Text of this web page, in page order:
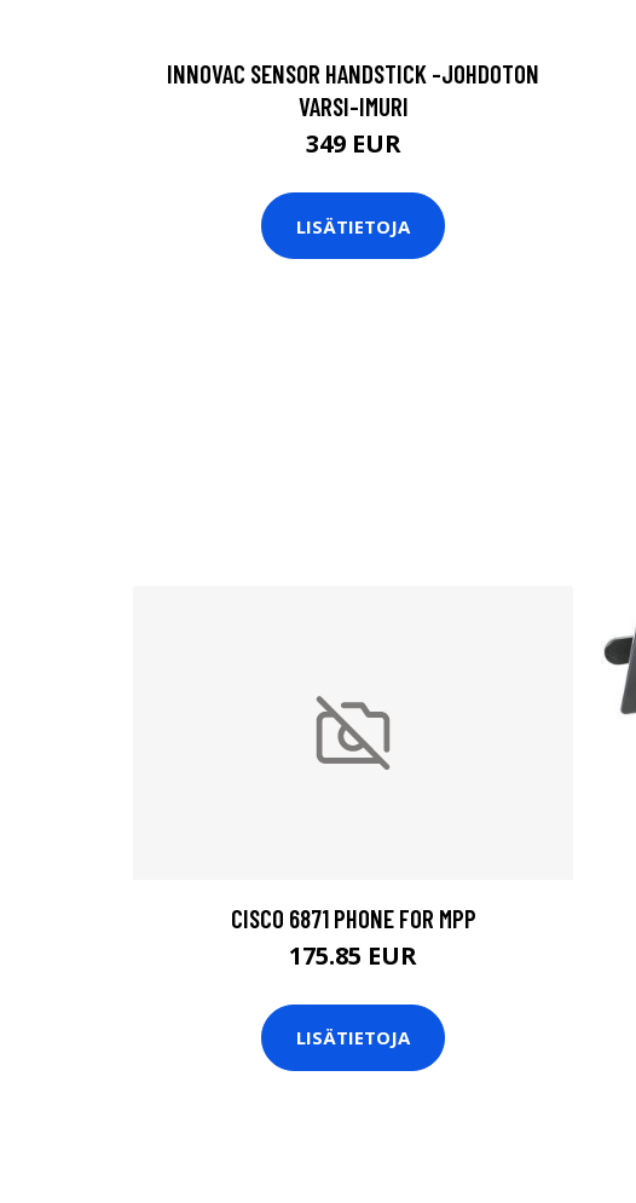
INNOVAC SENSOR HANDSTICK -JOHDOTON
VARSI-IMURI
349 EUR
LISÄTIETOJA
CISCO 6871 PHONE FOR MPP
175.85 EUR
LISÄTIETOJA